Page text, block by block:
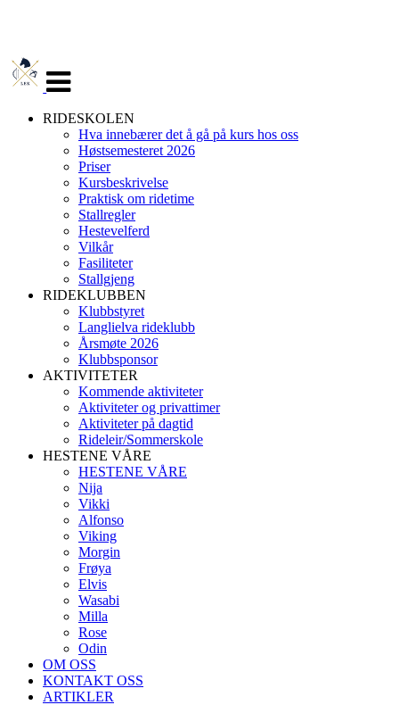
navigasjon
RIDESKOLEN
Hva innebærer det å gå på kurs hos oss
Høstsemesteret 2026
Priser
Kursbeskrivelse
Praktisk om ridetime
Stallregler
Hestevelferd
Vilkår
Fasiliteter
Stallgjeng
RIDEKLUBBEN
Klubbstyret
Langlielva rideklubb
Årsmøte 2026
Klubbsponsor
AKTIVITETER
Kommende aktiviteter
Aktiviteter og privattimer
Aktiviteter på dagtid
Rideleir/Sommerskole
HESTENE VÅRE
HESTENE VÅRE
Nija
Vikki
Alfonso
Viking
Morgin
Frøya
Elvis
Wasabi
Milla
Rose
Odin
OM OSS
KONTAKT OSS
ARTIKLER